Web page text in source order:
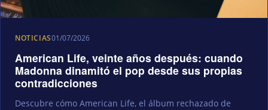
NOTICIAS01/07/2026
American Life, veinte años después: cuando
Madonna dinamitó el pop desde sus propias
contradicciones
Descubre cómo American Life, el álbum rechazado de